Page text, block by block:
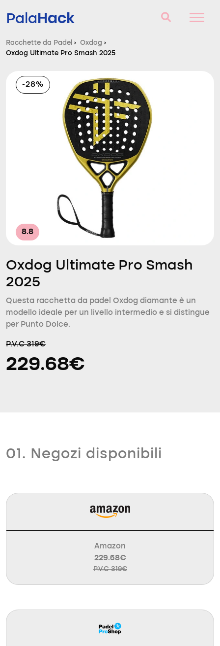
PalaHack
Racchette da Padel
Domande e risposte
Comparatore
Racchette da Padel › Oxdog ›
Oxdog Ultimate Pro Smash 2025
-28%
8.8
Oxdog Ultimate Pro Smash
2025
Questa racchetta da padel Oxdog diamante è un
modello ideale per un livello intermedio e si distingue
per Punto Dolce.
P.V.C 319€
229.68€
01. Negozi disponibili
Amazon
229.68€
P.V.C 319€